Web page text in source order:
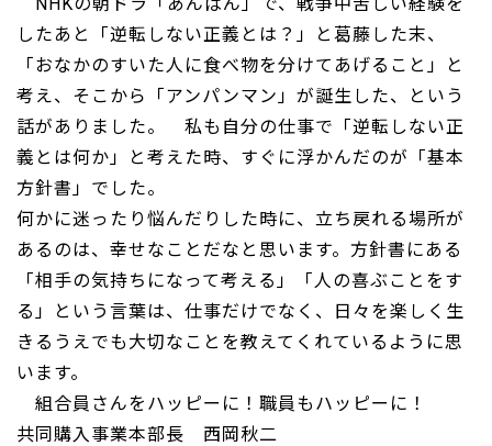
したあと「逆転しない正義とは？」と葛藤した末、
「おなかのすいた人に食べ物を分けてあげること」と
考え、そこから「アンパンマン」が誕生した、という
話がありました。 私も自分の仕事で「逆転しない正
義とは何か」と考えた時、すぐに浮かんだのが「基本
方針書」でした。
何かに迷ったり悩んだりした時に、立ち戻れる場所が
あるのは、幸せなことだなと思います。方針書にある
「相手の気持ちになって考える」「人の喜ぶことをす
る」という言葉は、仕事だけでなく、日々を楽しく生
きるうえでも大切なことを教えてくれているように思
います。
組合員さんをハッピーに！職員もハッピーに！
共同購入事業本部長 西岡秋二